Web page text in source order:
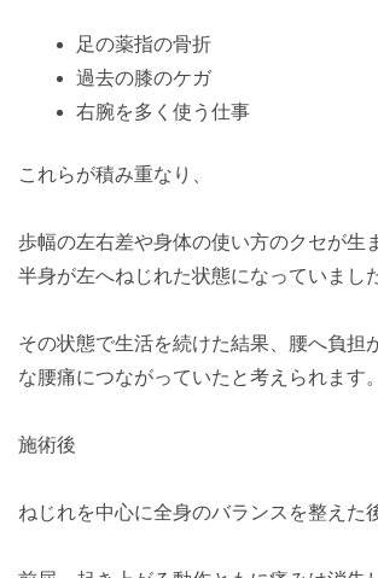
足の薬指の骨折
過去の膝のケガ
右腕を多く使う仕事
これらが積み重なり、
歩幅の左右差や身体の使い方のクセが生
半身が左へねじれた状態になっていまし
その状態で生活を続けた結果、腰へ負担
な腰痛につながっていたと考えられます。
施術後
ねじれを中心に全身のバランスを整えた